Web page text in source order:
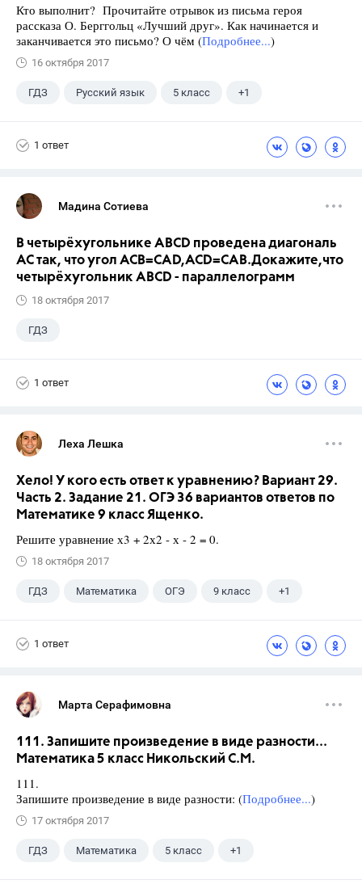
Кто выполнит? Прочитайте отрывок из письма героя
рассказа О. Берггольц «Лучший друг». Как начинается и
заканчивается это письмо? О чём (Подробнее...)
16 октября 2017
ГДЗ Русский язык 5 класс +1
1 ответ
Мадина Сотиева
В четырёхугольнике ABCD проведена диагональ
AC так, что угол ACB=CAD,ACD=CAB.Докажите,что
четырёхугольник ABCD - параллелограмм
18 октября 2017
ГДЗ
1 ответ
Леха Лешка
Хело! У кого есть ответ к уравнению? Вариант 29.
Часть 2. Задание 21. ОГЭ 36 вариантов ответов по
Математике 9 класс Ященко.
Решите уравнение х3 + 2х2 - х - 2 = 0.
18 октября 2017
ГДЗ Математика ОГЭ 9 класс +1
1 ответ
Марта Серафимовна
111. Запишите произведение в виде разности...
Математика 5 класс Никольский С.М.
111.
Запишите произведение в виде разности: (Подробнее...)
17 октября 2017
ГДЗ Математика 5 класс +1